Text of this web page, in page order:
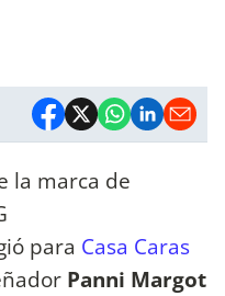
la marca de
para Casa Caras
Panni Margot